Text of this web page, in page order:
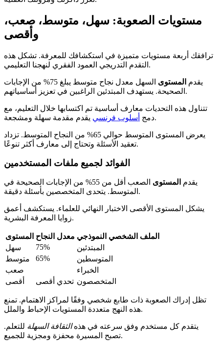
مستويات الصعوبة: سهل، متوسط، صعب،
وأقصى
ترافقك أربعة مستويات متميزة في استكشافك للمعرفة. تشكل هذه
التقدم التدريجي العمود الفقري لنهجنا التعليمي.
يقدم المستوى
السهل معدل نجاح متوسط يبلغ 75% من الإجابات
الصحيحة. يستهدف المبتدئين الراغبين في تعزيز أساسياتهم.
تتناول هذه التحديات معارف أساسية تم اكتسابها خلال التعليم، مع
دمج أسلوب فرنسي يقدم مقدمة سهلة ومشجعة.
يعرض المستوى المتوسط حوالي 65% من النجاح المتوسط. تزداد
تعقيد الأسئلة وتحتاج إلى معارف أكثر تنوعًا.
الفوائد لجميع ملفات المستخدمين
يقدم المستوى
الصعب أقل من 55% من الإجابات الصحيحة في
المتوسط. يتحدى المتخصصين بأسئلة دقيقة.
يشكل المستوى الأقصى الاختبار النهائي للعلماء. يستكشف أعمق
زوايا المعرفة البشرية.
المستوى معدل النجاح الملف الشخصي النموذجي
سهل
75%
المبتدئين
متوسط
65%
المتوسطين
صعب
الخبراء
أقصى
تحدي أقصى المتخصصون
تظل إدراك الصعوبة ذات طابع شخصي وفقًا لمراكز الاهتمام. تمنع
هذه النهج متعددة المستويات الإحباط والملل.
يتقدم كل مستخدم وفق سرعته في هذهالثقافة السهلة للتعلم.
تصبح المسيرة محفزة ومجزية للجميع.